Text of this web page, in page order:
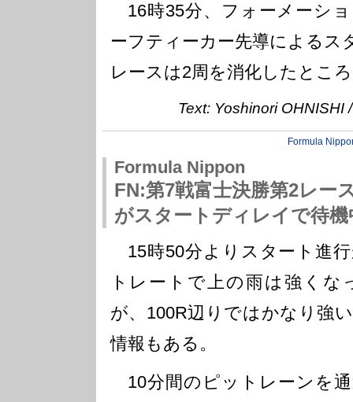
16時35分、フォーメーシ
ーフティーカー先導によるス
レースは2周を消化したとこ
Text: Yoshinori OHNISHI
Formula
Formula Nippon
FN:第7戦富士決勝第2レー
がスタートディレイで待機
15時50分よりスタート進
トレートで上の雨は強く
が、100R辺りではかなり強
情報もある。
10分間のピットレーンを